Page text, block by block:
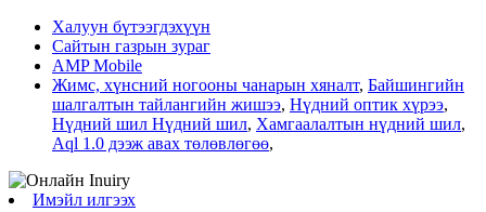
Халуун бүтээгдэхүүн
Сайтын газрын зураг
AMP Mobile
Жимс, хүнсний ногооны чанарын хяналт, Байшингийн
шалгалтын тайлангийн жишээ, Нүдний оптик хүрээ,
Нүдний шил Нүдний шил, Хамгаалалтын нүдний шил,
Aql 1.0 дээж авах төлөвлөгөө,
Имэйл илгээх